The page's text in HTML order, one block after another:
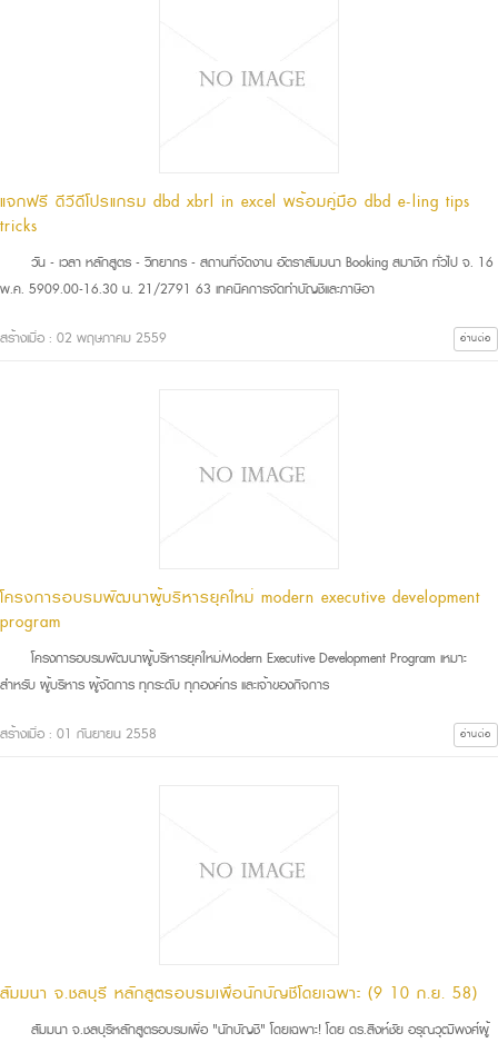
แจกฟรี ดีวีดีโปรแกรม dbd xbrl in excel พร้อมคู่มือ dbd e-filing tips
tricks
วัน - เวลา หลักสูตร - วิทยากร - สถานที่จัดงาน อัตราสัมมนา Booking สมาชิก ทั่วไป จ. 16
พ.ค. 5909.00-16.30 น. 21/2791 63 เทคนิคการจัดทำบัญชีและภาษีอา
สร้างเมื่อ : 02 พฤษภาคม 2559 อ่านต่อ
โครงการอบรมพัฒนาผู้บริหารยุคใหม่ modern executive development
program
โครงการอบรมพัฒนาผู้บริหารยุคใหม่Modern Executive Development Program เหมาะ
สำหรับ ผู้บริหาร ผู้จัดการ ทุกระดับ ทุกองค์กร และเจ้าของกิจการ
สร้างเมื่อ : 01 กันยายน 2558 อ่านต่อ
สัมมนา จ.ชลบุรี หลักสูตรอบรมเพื่อนักบัญชีโดยเฉพาะ (9 10 ก.ย. 58)
สัมมนา จ.ชลบุรีหลักสูตรอบรมเพื่อ "นักบัญชี" โดยเฉพาะ! โดย ดร.สิงห์ชัย อรุณวุฒิพงศ์ผู้